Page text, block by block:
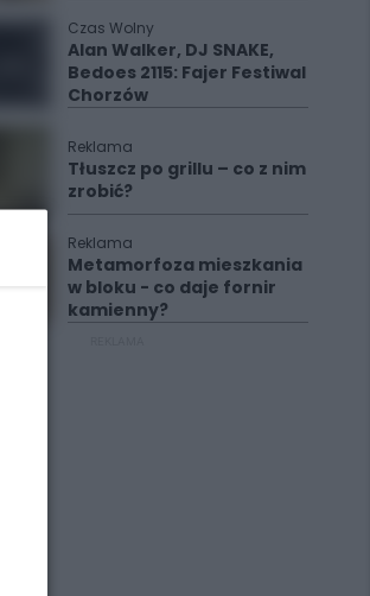
Czas Wolny
Alan Walker, DJ SNAKE,
Bedoes 2115: Fajer Festiwal
Chorzów
Reklama
Tłuszcz po grillu – co z nim
zrobić?
Reklama
Metamorfoza mieszkania
w bloku - co daje fornir
kamienny?